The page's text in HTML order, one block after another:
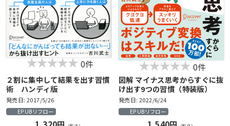
0件
２割に集中して結果を出す習慣
術 ハンディ版
発売日: 2017/5/26
EPUBリフロー
0件
図解 マイナス思考からすぐに抜
け出す9つの習慣（特装版）
発売日: 2022/6/24
EPUBリフロー